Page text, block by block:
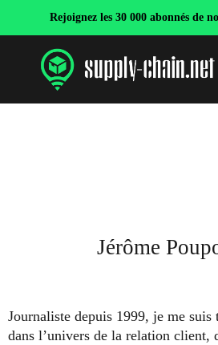
Rejoignez les 30 000 abonnés de
Jérôme
Journaliste depuis 1999, je me suis
dans l’univers de la relation client,